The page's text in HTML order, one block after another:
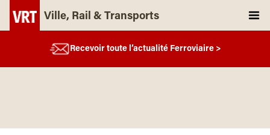
Ville, Rail & Transports
Recevoir toute l’actualité Ferroviaire >